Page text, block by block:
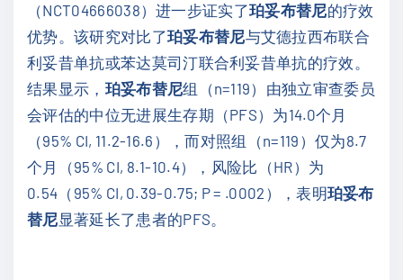
（NCT04666038）进一步证实了珀妥布替尼的疗效
优势。该研究对比了珀妥布替尼与艾德拉西布联合
利妥昔单抗或苯达莫司汀联合利妥昔单抗的疗效。
结果显示， 珀妥布替尼组（n=119）由独立审查委员
会评估的中位无进展生存期（PFS）为14.0个月
（95% CI, 11.2-16.6），而对照组（n=119）仅为8.7
个月（95% CI, 8.1-10.4），风险比（HR）为
0.54（95% CI, 0.39-0.75; P = .0002），表明珀妥布
替尼显著延长了患者的PFS。